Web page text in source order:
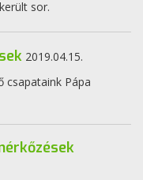
sor.
2019.04.15.
csapataink Pápa